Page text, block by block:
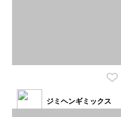
ジミヘンギミックス